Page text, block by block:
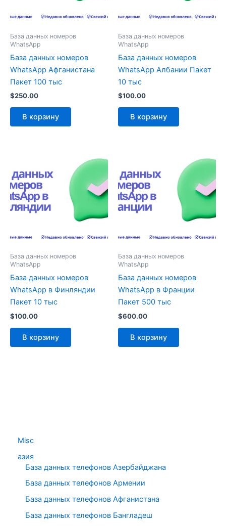
Misc
азия
База данных телефонов Азербайджана
База данных телефонов Армении
База данных телефонов Афганистана
База данных телефонов Бангладеш
База данных номеров
WhatsApp
База данных номеров
WhatsApp Афганистана
Пакет 100 тыс
$250.00
В корзину
База данных номеров
WhatsApp
База данных номеров
WhatsApp Албании Пакет
10 тыс
$100.00
В корзину
База данных номеров
WhatsApp
База данных номеров
WhatsApp в Финляндии
Пакет 10 тыс
$100.00
В корзину
База данных номеров
WhatsApp
База данных номеров
WhatsApp в Франции
Пакет 500 тыс
$600.00
В корзину